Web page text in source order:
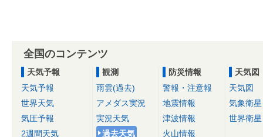
全国のコンテンツ
天気予報
天気予報
世界天気
気圧予報
2週間天気
観測
雨雲(過去)
アメダス実況
実況天気
過去天気
防災情報
警報・注意報
地震情報
津波情報
火山情報
天気図
天気図
気象衛星
世界衛星